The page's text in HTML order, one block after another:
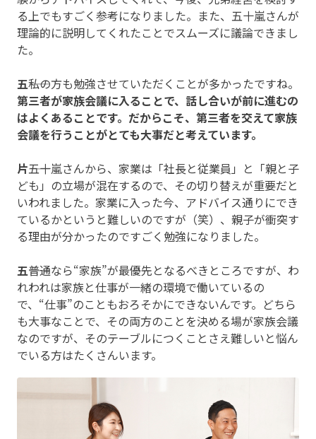
る上でもすごく参考になりました。また、五十嵐さんが
理論的に説明してくれたことでスムーズに議論できまし
た。
五――私の方も勉強させていただくことが多かったですね。
第三者が家族会議に入ることで、話し合いが前に進むの
はよくあることです。だからこそ、第三者を交えて家族
会議を行うことがとても大事だと考えています。
片――五十嵐さんから、家業は「社長と従業員」と「親と子
ども」の立場が混在するので、その切り替えが重要だと
いわれました。家業に入った今、アドバイス通りにでき
ているかというと難しいのですが（笑）、親子が衝突す
る理由が分かったのですごく勉強になりました。
五――普通なら“家族”が最優先となるべきところですが、わ
れわれは家族と仕事が一緒の環境で働いているの
で、“仕事”のこともおろそかにできないんです。どちら
も大事なことで、その両方のことを決める場が家族会議
なのですが、そのテーブルにつくことさえ難しいと悩ん
でいる方はたくさんいます。